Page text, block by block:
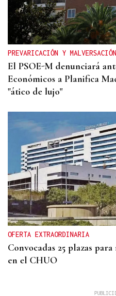
PREVARICACIÓN Y MALVERSACIÓN
El PSOE-M denunciará
Económicos a Planifica
"ático de lujo"
OFERTA EXTRAORDINARIA
Convocadas 25 plazas
en el CHUO